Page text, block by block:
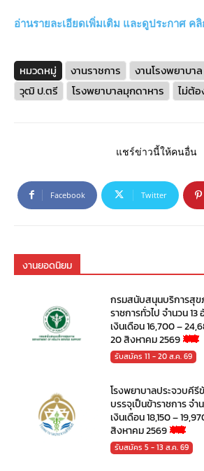
อ่านรายละเอียดเพิ่มเติม และดูประกาศ ค
หมวดหมู่ งานราชการ งานโรงพยาบาล
วุฒิ ป.ตรี
โรงพยาบาลมุกดาหาร ไม่ต้
แชร์ข่าวนี้ให้คนอื่น
Facebook Twitter
งานยอดนิยม
กรมสนับสนุนบริการสุ
ราชการทั่วไป จำนวน
เงินเดือน 16,700 –
20 สิงหาคม 2569
รับสมัคร 11 - 20 ส.ค. 69
โรงพยาบาลประจวบคี
บรรจุเป็นข้าราชการ จ
เงินเดือน 18,150 –
สิงหาคม 2569
รับสมัคร 5 - 13 ส.ค. 69